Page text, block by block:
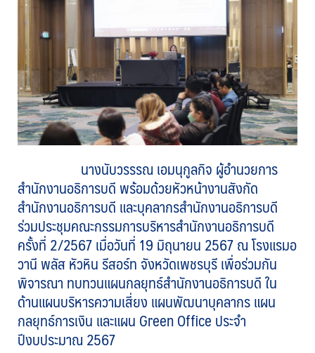
นางนับวรรรณ เอมนุกูลกิจ ผู้อำนวยการ
สำนักงานอธิการบดี พร้อมด้วยหัวหน้างานสังกัด
สำนักงานอธิการบดี และบุคลากรสำนักงานอธิการบดี
ร่วมประชุมคณะกรรมการบริหารสำนักงานอธิการบดี
ครั้งที่ 2/2567 เมื่อวันที่ 19 มิถุนายน 2567 ณ โรงแรมอ
วานี พลัส หัวหิน รีสอร์ท จังหวัดเพชรบุรี เพื่อร่วมกัน
พิจารณา ทบทวนแผนกลยุทธ์สำนักงานอธิการบดี ใน
ด้านแผนบริหารความเสี่ยง แผนพัฒนาบุคลากร แผน
กลยุทธ์การเงิน และแผน Green Office ประจำ
ปีงบประมาณ 2567